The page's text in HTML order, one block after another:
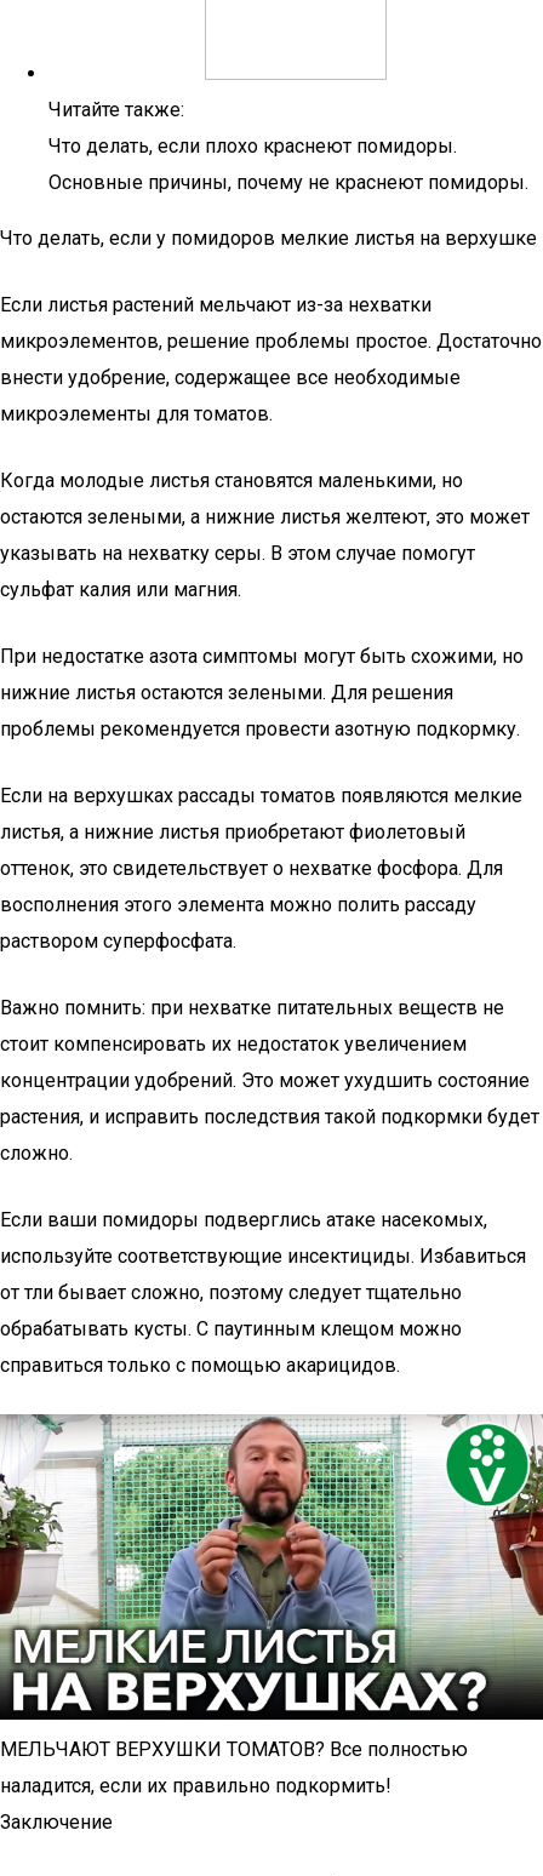
Читайте также:
Что делать, если плохо краснеют помидоры.
Основные причины, почему не краснеют помидоры.
Что делать, если у помидоров мелкие листья на верхушке
Если листья растений мельчают из-за нехватки
микроэлементов, решение проблемы простое. Достаточно
внести удобрение, содержащее все необходимые
микроэлементы для томатов.
Когда молодые листья становятся маленькими, но
остаются зелеными, а нижние листья желтеют, это может
указывать на нехватку серы. В этом случае помогут
сульфат калия или магния.
При недостатке азота симптомы могут быть схожими, но
нижние листья остаются зелеными. Для решения
проблемы рекомендуется провести азотную подкормку.
Если на верхушках рассады томатов появляются мелкие
листья, а нижние листья приобретают фиолетовый
оттенок, это свидетельствует о нехватке фосфора. Для
восполнения этого элемента можно полить рассаду
раствором суперфосфата.
Важно помнить: при нехватке питательных веществ не
стоит компенсировать их недостаток увеличением
концентрации удобрений. Это может ухудшить состояние
растения, и исправить последствия такой подкормки будет
сложно.
Если ваши помидоры подверглись атаке насекомых,
используйте соответствующие инсектициды. Избавиться
от тли бывает сложно, поэтому следует тщательно
обрабатывать кусты. С паутинным клещом можно
справиться только с помощью акарицидов.
МЕЛЬЧАЮТ ВЕРХУШКИ ТОМАТОВ? Все полностью
наладится, если их правильно подкормить!
Заключение